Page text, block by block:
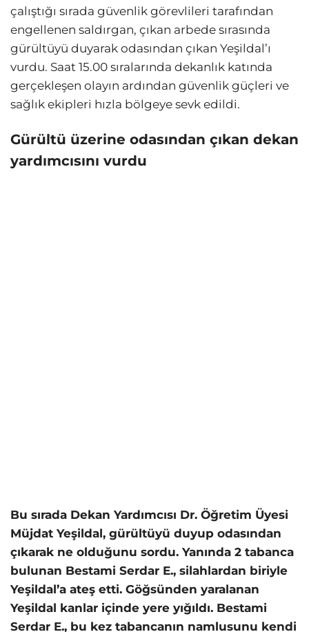
çalıştığı sırada güvenlik görevlileri tarafından
engellenen saldırgan, çıkan arbede sırasında
gürültüyü duyarak odasından çıkan Yeşildal’ı
vurdu. Saat 15.00 sıralarında dekanlık katında
gerçekleşen olayın ardından güvenlik güçleri ve
sağlık ekipleri hızla bölgeye sevk edildi.
Gürültü üzerine odasından çıkan dekan
yardımcısını vurdu
Bu sırada Dekan Yardımcısı Dr. Öğretim Üyesi
Müjdat Yeşildal, gürültüyü duyup odasından
çıkarak ne olduğunu sordu. Yanında 2 tabanca
bulunan Bestami Serdar E., silahlardan biriyle
Yeşildal’a ateş etti. Göğsünden yaralanan
Yeşildal kanlar içinde yere yığıldı. Bestami
Serdar E., bu kez tabancanın namlusunu kendi